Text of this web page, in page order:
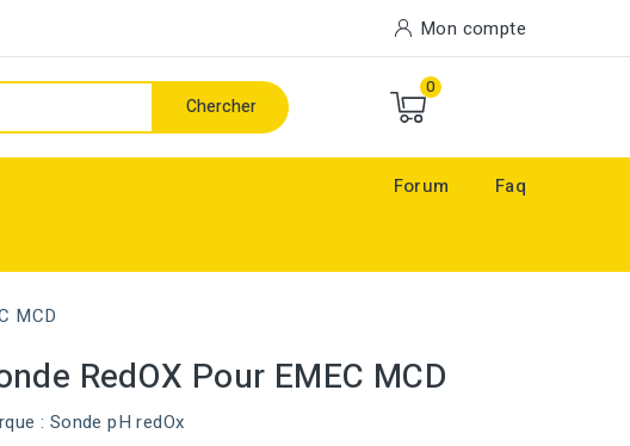
Mon compte
Chercher
0
Forum Faq
MCD
RedOX Pour EMEC MCD
: Sonde pH redOx